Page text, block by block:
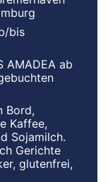
bis
AMADEA ab
Bord,
Kaffee,
Sojamilch.
Gerichte
glutenfrei,